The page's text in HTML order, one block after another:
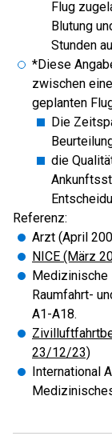
Flug
Blutung
Stunden
*Diese
zwischen
geplanten
Die
die
Referenz:
Arzt (April
NICE (März
Medizinische
Raumfahrt-
A1-A18.
23/12/23)
International